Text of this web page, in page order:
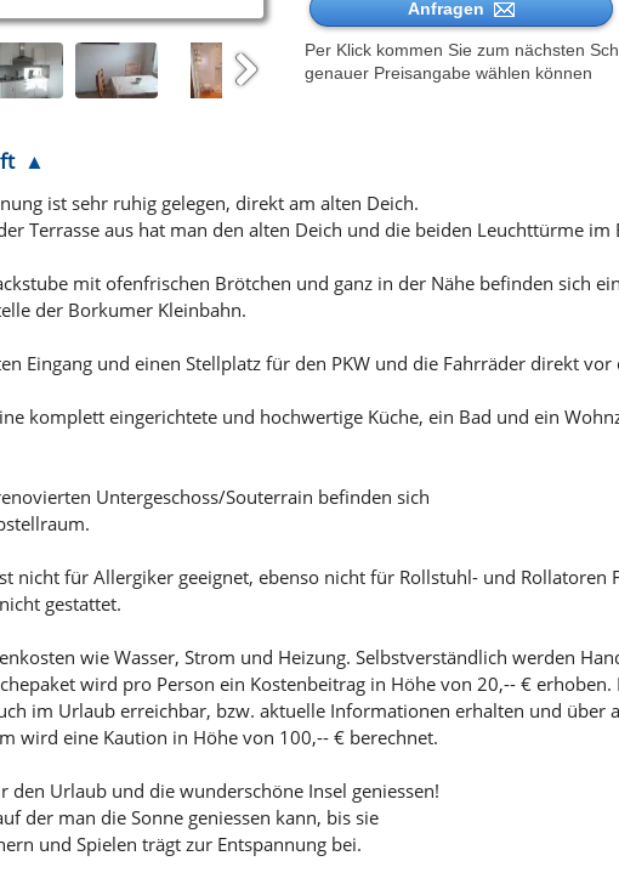
Anfragen
Per Klick kommen Sie zum nächsten
genauer Preisangabe wählen können
ist sehr ruhig gelegen, direkt am alten Deich.
Terrasse aus hat man den alten Deich und die beiden Leuchttürme im
mit ofenfrischen Brötchen und ganz in der Nähe befinden sich
der Borkumer Kleinbahn.
Eingang und einen Stellplatz für den PKW und die Fahrräder direkt vor
komplett eingerichtete und hochwertige Küche, ein Bad und ein
Untergeschoss/Souterrain befinden sich
nicht für Allergiker geeignet, ebenso nicht für Rollstuhl- und Rollatoren
gestattet.
wie Wasser, Strom und Heizung. Selbstverständlich werden
wird pro Person ein Kostenbeitrag in Höhe von 20,-- € erhoben.
im Urlaub erreichbar, bzw. aktuelle Informationen erhalten und über
wird eine Kaution in Höhe von 100,-- € berechnet.
den Urlaub und die wunderschöne Insel geniessen!
der man die Sonne geniessen kann, bis sie
und Spielen trägt zur Entspannung bei.